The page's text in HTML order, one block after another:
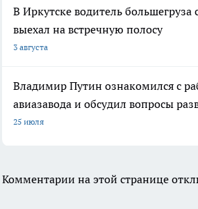
В Иркутске водитель большегруза
выехал на встречную полосу
3 августа
Владимир Путин ознакомился с
авиазавода и обсудил вопросы
25 июля
Комментарии на этой странице